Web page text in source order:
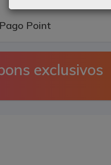
Point
exclusivos